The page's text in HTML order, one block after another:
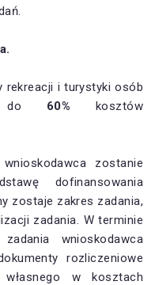
rekreacji i turystyki osób
do 60% kosztów
zostanie
dofinansowania
zostaje zakres zadania,
zadania. W terminie
wnioskodawca
rozliczeniowe
w kosztach